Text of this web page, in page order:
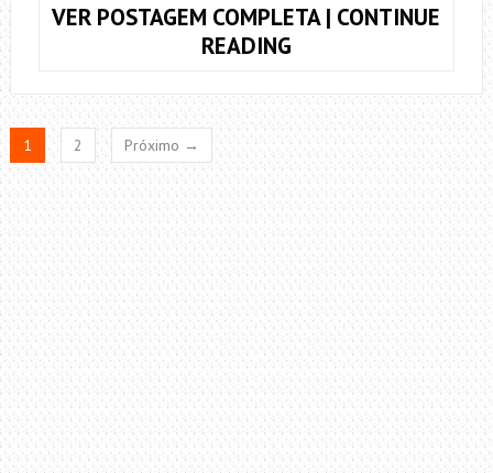
VER POSTAGEM COMPLETA | CONTINUE
READINGCOMO
O
SOLO
DA
MÚSICA
NÃO
OLHE
PRA
TRÁS,
CAPITAL
INICIAL
1 2 Próximo →